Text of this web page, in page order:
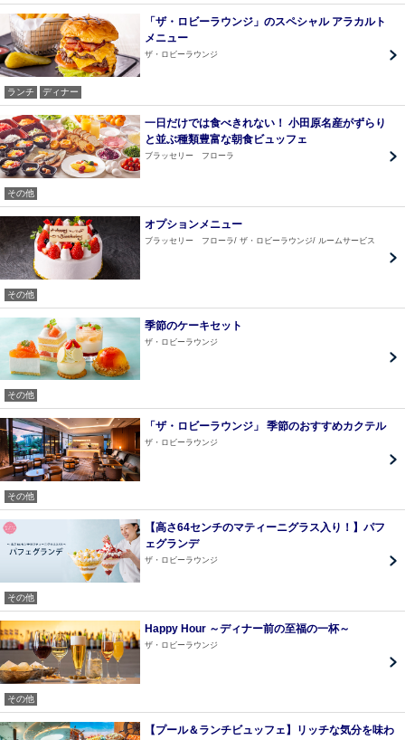
「ザ・ロビーラウンジ」のスペシャル アラカルト
メニュー
ザ・ロビーラウンジ
ランチ ディナー
一日だけでは食べきれない！ 小田原名産がずらり
と並ぶ種類豊富な朝食ビュッフェ
ブラッセリー フローラ
その他
オプションメニュー
ブラッセリー フローラ ザ・ロビーラウンジ ルームサービス
その他
季節のケーキセット
ザ・ロビーラウンジ
その他
「ザ・ロビーラウンジ」 季節のおすすめカクテル
ザ・ロビーラウンジ
その他
【高さ64センチのマティーニグラス入り！】パフ
ェグランデ
ザ・ロビーラウンジ
その他
Happy Hour ～ディナー前の至福の一杯～
ザ・ロビーラウンジ
その他
【プール＆ランチビュッフェ】リッチな気分を味わ